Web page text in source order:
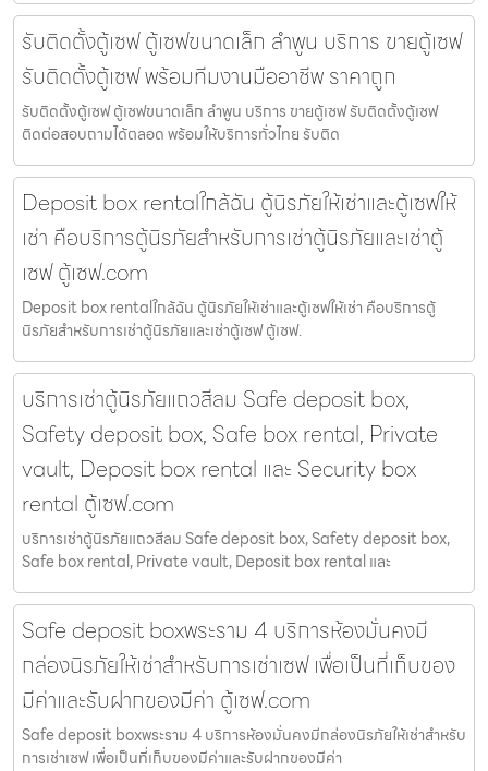
รับติดตั้งตู้เซฟ ตู้เซฟขนาดเล็ก ลำพูน บริการ ขายตู้เซฟ
รับติดตั้งตู้เซฟ พร้อมทีมงานมืออาชีพ ราคาถูก
รับติดตั้งตู้เซฟ ตู้เซฟขนาดเล็ก ลำพูน บริการ ขายตู้เซฟ รับติดตั้งตู้เซฟ
ติดต่อสอบถามได้ตลอด พร้อมให้บริการทั่วไทย รับติด
Deposit box rentalใกล้ฉัน ตู้นิรภัยให้เช่าและตู้เซฟให้
เช่า คือบริการตู้นิรภัยสำหรับการเช่าตู้นิรภัยและเช่าตู้
เซฟ ตู้เซฟ.com
Deposit box rentalใกล้ฉัน ตู้นิรภัยให้เช่าและตู้เซฟให้เช่า คือบริการตู้
นิรภัยสำหรับการเช่าตู้นิรภัยและเช่าตู้เซฟ ตู้เซฟ.
บริการเช่าตู้นิรภัยแถวสีลม Safe deposit box,
Safety deposit box, Safe box rental, Private
vault, Deposit box rental และ Security box
rental ตู้เซฟ.com
บริการเช่าตู้นิรภัยแถวสีลม Safe deposit box, Safety deposit box,
Safe box rental, Private vault, Deposit box rental และ
Safe deposit boxพระราม 4 บริการห้องมั่นคงมี
กล่องนิรภัยให้เช่าสำหรับการเช่าเซฟ เพื่อเป็นที่เก็บของ
มีค่าและรับฝากของมีค่า ตู้เซฟ.com
Safe deposit boxพระราม 4 บริการห้องมั่นคงมีกล่องนิรภัยให้เช่าสำหรับ
การเช่าเซฟ เพื่อเป็นที่เก็บของมีค่าและรับฝากของมีค่า